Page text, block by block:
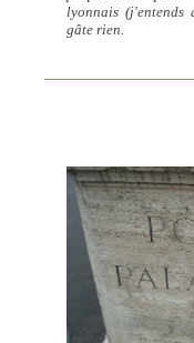
lyonnais (j'entends
gâte rien.